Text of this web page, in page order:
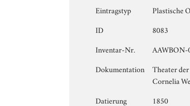
Eintragstyp
Plastische
ID
8083
Inventar-Nr.
AAWBON-
Dokumentation
Theater
Cornelia
Datierung
1850